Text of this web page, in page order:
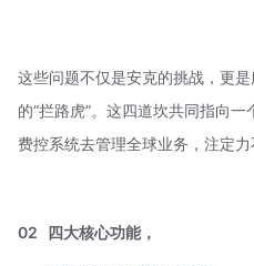
这些问题不仅是安克的挑战，更
的“拦路虎”。这四道坎共同指向
费控系统去管理全球业务，注定力
02 四大核心功能，